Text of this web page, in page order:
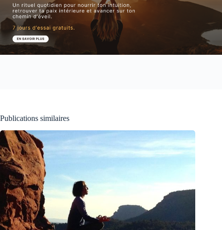
Publications similaires